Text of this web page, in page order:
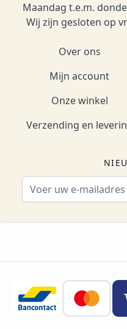
Maandag t.e.m.
Wij zijn gesloten op
Over ons
Mijn account
Onze winkel
Verzending en